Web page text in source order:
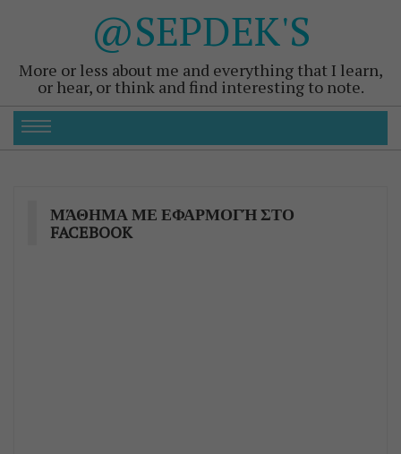
@SEPDEK'S
More or less about me and everything that I learn,
or hear, or think and find interesting to note.
ΜΆΘΗΜΑ ΜΕ ΕΦΑΡΜΟΓΉ ΣΤΟ
FACEBOOK